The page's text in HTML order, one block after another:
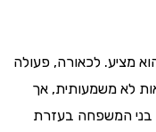
לכאורה, פעולה
משמעותית, אך
המשפחה בעזרת